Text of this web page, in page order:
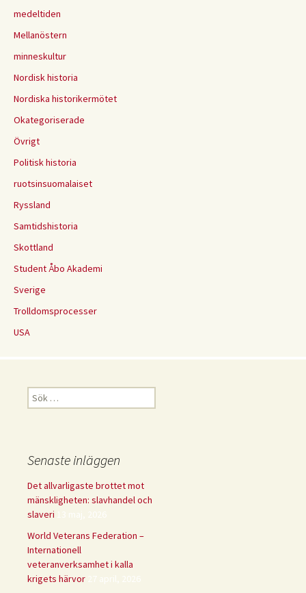
medeltiden
Mellanöstern
minneskultur
Nordisk historia
Nordiska historikermötet
Okategoriserade
Övrigt
Politisk historia
ruotsinsuomalaiset
Ryssland
Samtidshistoria
Skottland
Student Åbo Akademi
Sverige
Trolldomsprocesser
USA
Sök
efter:
Senaste inläggen
Det allvarligaste brottet mot
mänskligheten: slavhandel och
slaveri 13 maj, 2026
World Veterans Federation –
Internationell
veteranverksamhet i kalla
krigets härvor
27 april, 2026